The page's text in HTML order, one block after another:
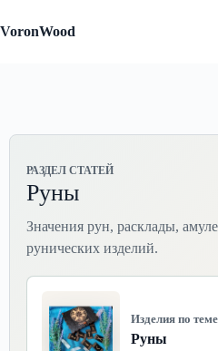
к
сути
VoronWood
РАЗДЕЛ СТАТЕЙ
Руны
Значения рун, расклады,
рунических изделий.
Изделия по теме
Руны